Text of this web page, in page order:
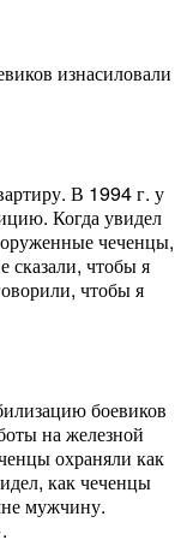
изнасиловали
В 1994 г. у
Когда увидел
чеченцы,
чтобы я
чтобы я
боевиков
на железной
охраняли как
как чеченцы
мужчину.